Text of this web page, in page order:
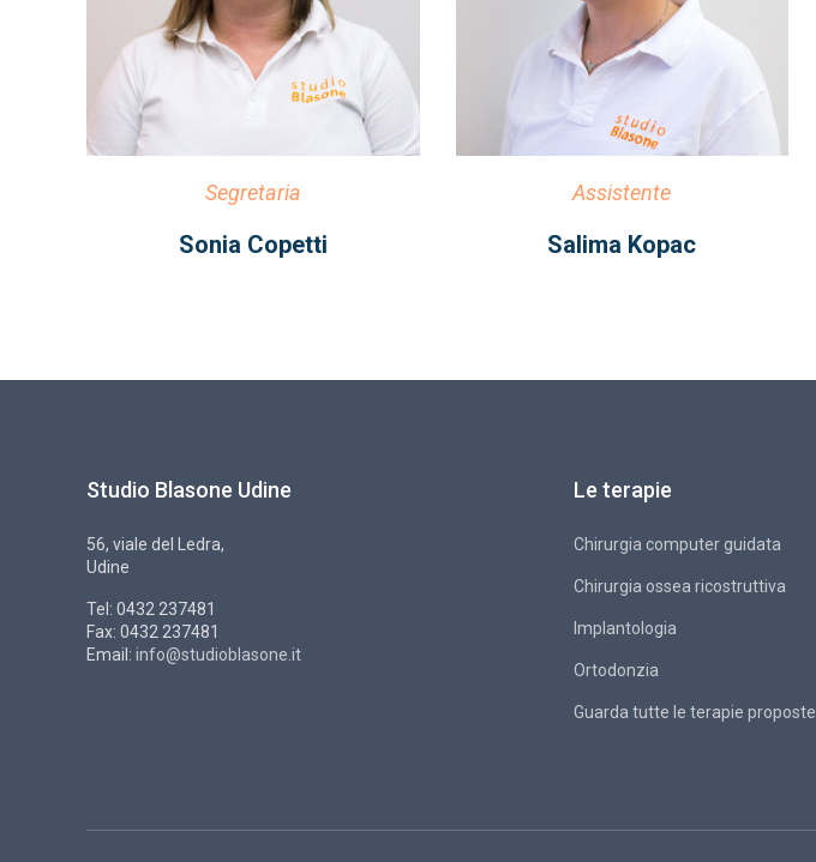
Segretaria
Sonia Copetti
Assistente
Salima Kopac
Studio Blasone Udine
56, viale del Ledra,
Udine
Tel: 0432 237481
Fax: 0432 237481
Email: info@studioblasone.it
Le terapie
Chirurgia computer guidata
Chirurgia ossea ricostruttiva
Implantologia
Ortodonzia
Guarda tutte le terapie proposte